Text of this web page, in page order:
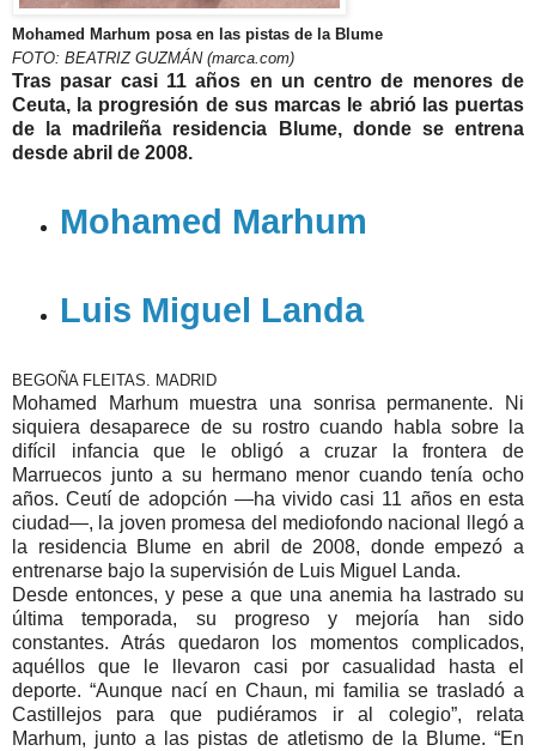
Mohamed Marhum posa en las pistas de la Blume
FOTO: BEATRIZ GUZMÁN (marca.com)
Tras pasar casi 11 años en un centro de menores de
Ceuta, la progresión de sus marcas le abrió las puertas
de la madrileña residencia Blume, donde se entrena
desde abril de 2008.
Mohamed Marhum
Luis Miguel Landa
BEGOÑA FLEITAS. MADRID
Mohamed Marhum muestra una sonrisa permanente. Ni
siquiera desaparece de su rostro cuando habla sobre la
difícil infancia que le obligó a cruzar la frontera de
Marruecos junto a su hermano menor cuando tenía ocho
años. Ceutí de adopción —ha vivido casi 11 años en esta
ciudad—, la joven promesa del mediofondo nacional llegó a
la residencia Blume en abril de 2008, donde empezó a
entrenarse bajo la supervisión de Luis Miguel Landa.
Desde entonces, y pese a que una anemia ha lastrado su
última temporada, su progreso y mejoría han sido
constantes. Atrás quedaron los momentos complicados,
aquéllos que le llevaron casi por casualidad hasta el
deporte. “Aunque nací en Chaun, mi familia se trasladó a
Castillejos para que pudiéramos ir al colegio”, relata
Marhum, junto a las pistas de atletismo de la Blume. “En